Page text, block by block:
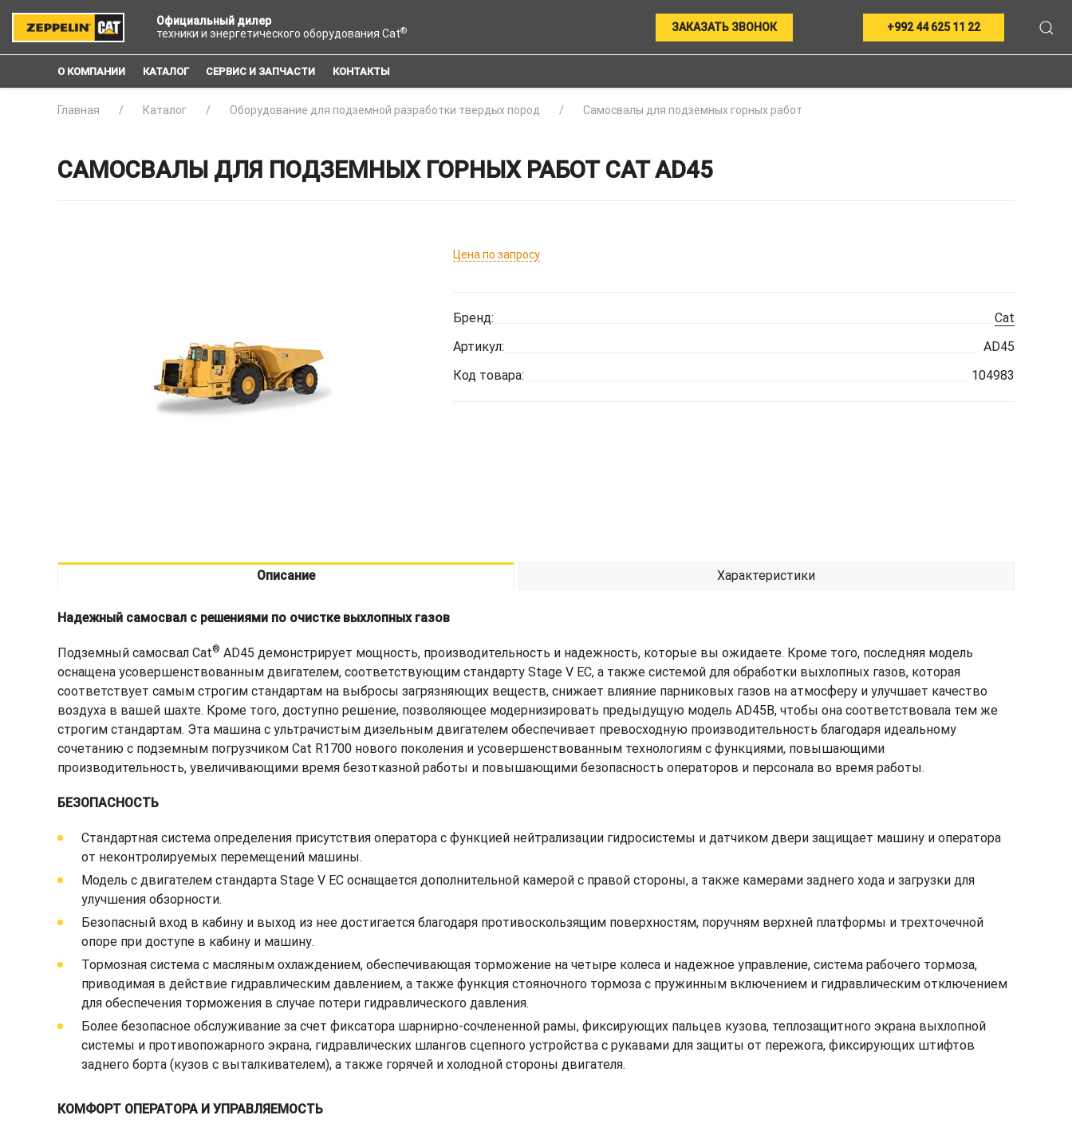
Официальный дилер
техники и энергетического оборудования Cat® ЗАКАЗАТЬ ЗВОНОК +992 44 625 11 22
О КОМПАНИИ КАТАЛОГ СЕРВИС И ЗАПЧАСТИ КОНТАКТЫ
Главная Каталог Оборудование для подземной разработки твердых пород Самосвалы для подземных горных работ
САМОСВАЛЫ ДЛЯ ПОДЗЕМНЫХ ГОРНЫХ РАБОТ CAT AD45
Цена по запросу
Бренд:
Cat
Артикул:
AD45
Код товара:
104983
Описание Характеристики
Надежный самосвал с решениями по очистке выхлопных газов
Подземный самосвал Cat® AD45 демонстрирует мощность, производительность и надежность, которые вы ожидаете. Кроме того, последняя модель
оснащена усовершенствованным двигателем, соответствующим стандарту Stage V ЕС, а также системой для обработки выхлопных газов, которая
соответствует самым строгим стандартам на выбросы загрязняющих веществ, снижает влияние парниковых газов на атмосферу и улучшает качество
воздуха в вашей шахте. Кроме того, доступно решение, позволяющее модернизировать предыдущую модель AD45B, чтобы она соответствовала тем же
строгим стандартам. Эта машина с ультрачистым дизельным двигателем обеспечивает превосходную производительность благодаря идеальному
сочетанию с подземным погрузчиком Cat R1700 нового поколения и усовершенствованным технологиям с функциями, повышающими
производительность, увеличивающими время безотказной работы и повышающими безопасность операторов и персонала во время работы.
БЕЗОПАСНОСТЬ
Стандартная система определения присутствия оператора с функцией нейтрализации гидросистемы и датчиком двери защищает машину и оператора
от неконтролируемых перемещений машины.
Модель с двигателем стандарта Stage V ЕС оснащается дополнительной камерой с правой стороны, а также камерами заднего хода и загрузки для
улучшения обзорности.
Безопасный вход в кабину и выход из нее достигается благодаря противоскользящим поверхностям, поручням верхней платформы и трехточечной
опоре при доступе в кабину и машину.
Тормозная система с масляным охлаждением, обеспечивающая торможение на четыре колеса и надежное управление, система рабочего тормоза,
приводимая в действие гидравлическим давлением, а также функция стояночного тормоза с пружинным включением и гидравлическим отключением
для обеспечения торможения в случае потери гидравлического давления.
Более безопасное обслуживание за счет фиксатора шарнирно-сочлененной рамы, фиксирующих пальцев кузова, теплозащитного экрана выхлопной
системы и противопожарного экрана, гидравлических шлангов сцепного устройства с рукавами для защиты от пережога, фиксирующих штифтов
заднего борта (кузов с выталкивателем), а также горячей и холодной стороны двигателя.
КОМФОРТ ОПЕРАТОРА И УПРАВЛЯЕМОСТЬ